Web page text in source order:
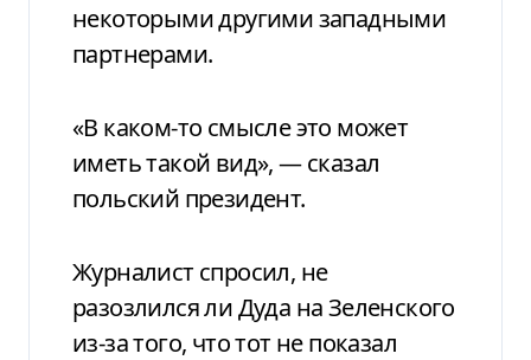
некоторыми другими западными
партнерами.
«В каком-то смысле это может
иметь такой вид», — сказал
польский президент.
Журналист спросил, не
разозлился ли Дуда на Зеленского
из-за того, что тот не показал